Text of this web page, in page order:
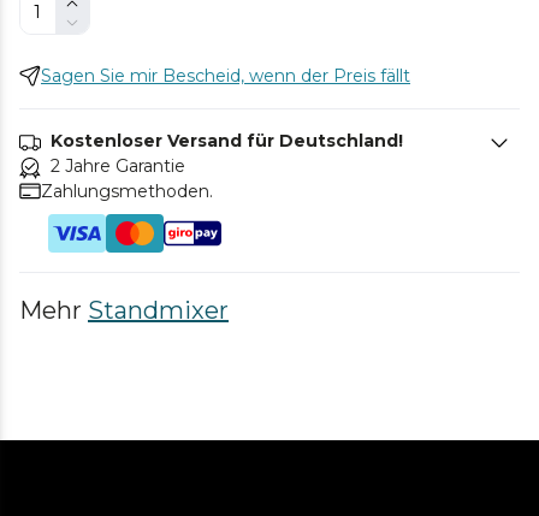
Sagen Sie mir Bescheid, wenn der Preis fällt
Kostenloser Versand für Deutschland!
2 Jahre Garantie
Zahlungsmethoden.
Mehr Standmixer